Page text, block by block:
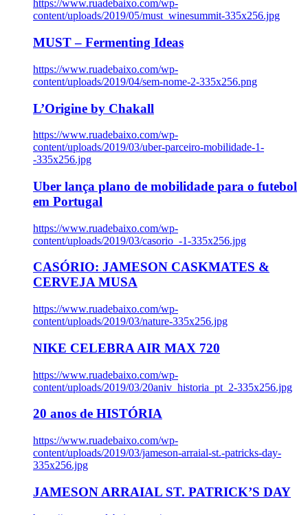
https://www.ruadebaixo.com/wp-
content/uploads/2019/05/must_winesummit-335x256.jpg
MUST – Fermenting Ideas
https://www.ruadebaixo.com/wp-
content/uploads/2019/04/sem-nome-2-335x256.png
L’Origine by Chakall
https://www.ruadebaixo.com/wp-
content/uploads/2019/03/uber-parceiro-mobilidade-1-
-335x256.jpg
Uber lança plano de mobilidade para o futebol
em Portugal
https://www.ruadebaixo.com/wp-
content/uploads/2019/03/casorio_-1-335x256.jpg
CASÓRIO: JAMESON CASKMATES &
CERVEJA MUSA
https://www.ruadebaixo.com/wp-
content/uploads/2019/03/nature-335x256.jpg
NIKE CELEBRA AIR MAX 720
https://www.ruadebaixo.com/wp-
content/uploads/2019/03/20aniv_historia_pt_2-335x256.jpg
20 anos de HISTÓRIA
https://www.ruadebaixo.com/wp-
content/uploads/2019/03/jameson-arraial-st.-patricks-day-
335x256.jpg
JAMESON ARRAIAL ST. PATRICK’S DAY